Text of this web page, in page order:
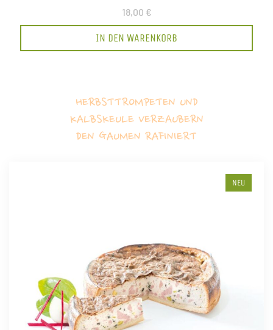
18,00 €
IN DEN WARENKORB
HERBSTTROMPETEN UND
KALBSKEULE VERZAUBERN
DEN GAUMEN RAFINIERT
NEU